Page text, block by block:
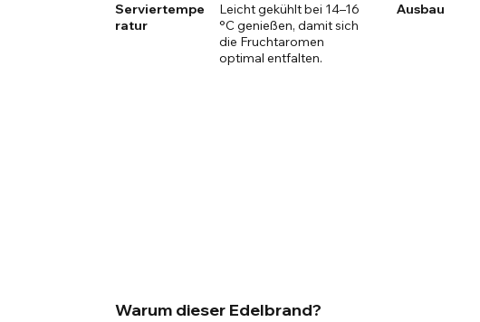
Serviertempe
ratur
Leicht gekühlt bei 14–16
°C genießen, damit sich
die Fruchtaromen
optimal entfalten.
Ausbau
Warum dieser Edelbrand?